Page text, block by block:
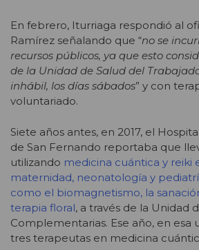
En febrero, Iturriaga respondió al
Ramírez señalando que “no se
recursos públicos, ya que esto
de la Unidad de Salud del
inhábil, los días sábados” y con
voluntariado.
Siete años antes, en 2017, el
de San Fernando reportaba que
utilizando medicina cuántica y reiki
maternidad, neonatología y
como el biomagnetismo, la
terapia floral, a través de la Unidad
Complementarias. Ese año, en esa
tres terapeutas en medicina